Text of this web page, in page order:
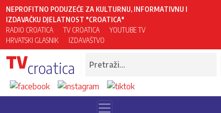
NEPROFITNO PODUZEĆE ZA KULTURNU, INFORMATIVNU I
IZDAVAČKU DJELATNOST "CROATICA"
RADIO CROATICA
TV CROATICA
YOUTUBE TV
HRVATSKI GLASNIK
IZDAVAŠTVO
TVcroatica